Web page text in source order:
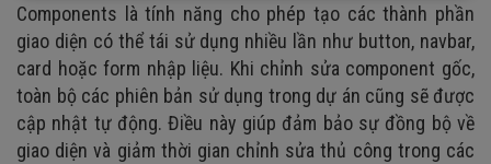
Components là tính năng cho phép tạo các thành phần
giao diện có thể tái sử dụng nhiều lần như button, navbar,
card hoặc form nhập liệu. Khi chỉnh sửa component gốc,
toàn bộ các phiên bản sử dụng trong dự án cũng sẽ được
cập nhật tự động. Điều này giúp đảm bảo sự đồng bộ về
giao diện và giảm thời gian chỉnh sửa thủ công trong các